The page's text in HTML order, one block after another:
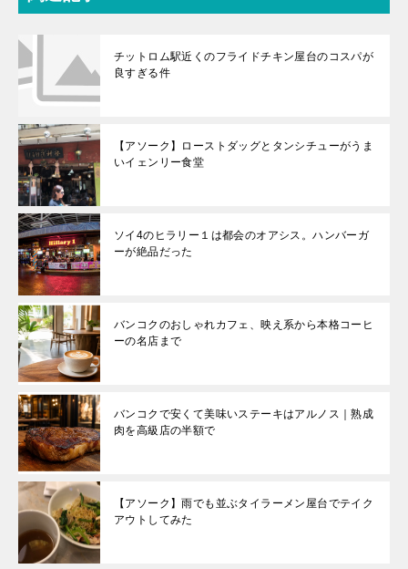
チットロム駅近くのフライドチキン屋台のコスパが
良すぎる件
【アソーク】ローストダッグとタンシチューがうま
いイェンリー食堂
ソイ4のヒラリー１は都会のオアシス。ハンバーガ
ーが絶品だった
バンコクのおしゃれカフェ、映え系から本格コーヒ
ーの名店まで
バンコクで安くて美味いステーキはアルノス｜熟成
肉を高級店の半額で
【アソーク】雨でも並ぶタイラーメン屋台でテイク
アウトしてみた